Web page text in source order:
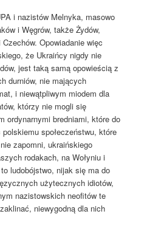
i nazistów Melnyka, masowo
i Węgrów, także Żydów,
Opowiadanie więc
że Ukraińcy nigdy nie
jest taką samą opowieścią z
durniów, nie mających
i niewątpliwym miodem dla
którzy nie mogli się
ordynarnymi bredniami, które do
społeczeństwu, które
zapomni, ukraińskiego
rodakach, na Wołyniu i
ludobójstwo, nijak się ma do
użytecznych idiotów,
nazistowskich neofitów te
niewygodną dla nich